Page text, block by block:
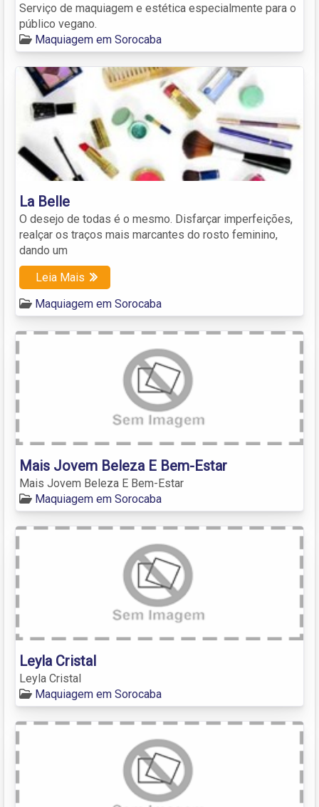
Serviço de maquiagem e estética especialmente para o
público vegano.
Maquiagem em Sorocaba
La Belle
O desejo de todas é o mesmo. Disfarçar imperfeições,
realçar os traços mais marcantes do rosto feminino,
dando um
Leia Mais
Maquiagem em Sorocaba
Mais Jovem Beleza E Bem-Estar
Mais Jovem Beleza E Bem-Estar
Maquiagem em Sorocaba
Leyla Cristal
Leyla Cristal
Maquiagem em Sorocaba